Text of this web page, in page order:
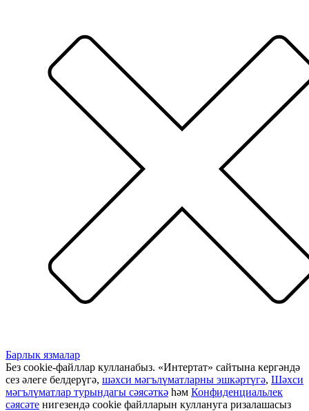
Барлык язмалар
Без cookie-файллар кулланабыз. «Интертат» сайтына кергәндә
сез әлеге белдерүгә, шәхси мәгълүматларны эшкәртүгә, Шәхси
мәгълүматлар турындагы сәясәткә һәм Конфиденциальлек
сәясәте нигезендә cookie файлларын куллануга ризалашасыз